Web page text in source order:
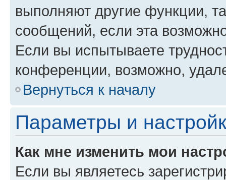
выполняют другие функции,
сообщений, если эта
Если вы испытываете
конференции, возможно,
Вернуться к началу
Параметры и
Как мне изменить мои
Если вы являетесь